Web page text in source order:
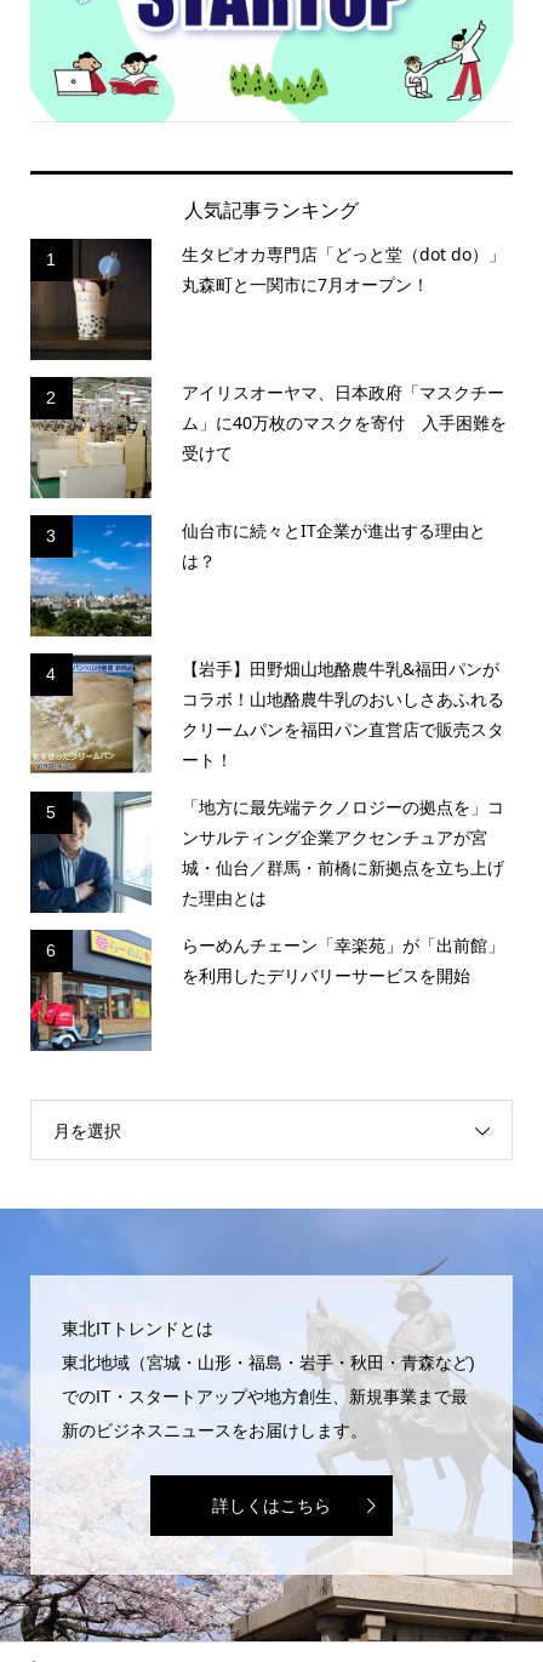
人気記事ランキング
1
生タピオカ専門店「どっと堂（dot do）」
丸森町と一関市に7月オープン！
2
アイリスオーヤマ、日本政府「マスクチー
ム」に40万枚のマスクを寄付 入手困難を
受けて
3
仙台市に続々とIT企業が進出する理由と
は？
4
【岩手】田野畑山地酪農牛乳&福田パンが
コラボ！山地酪農牛乳のおいしさあふれる
クリームパンを福田パン直営店で販売スタ
ート！
5
「地方に最先端テクノロジーの拠点を」コ
ンサルティング企業アクセンチュアが宮
城・仙台／群馬・前橋に新拠点を立ち上げ
た理由とは
6
らーめんチェーン「幸楽苑」が「出前館」
を利用したデリバリーサービスを開始
月を選択
東北ITトレンドとは
東北地域（宮城・山形・福島・岩手・秋田・青森など)
でのIT・スタートアップや地方創生、新規事業まで最
新のビジネスニュースをお届けします。
詳しくはこちら